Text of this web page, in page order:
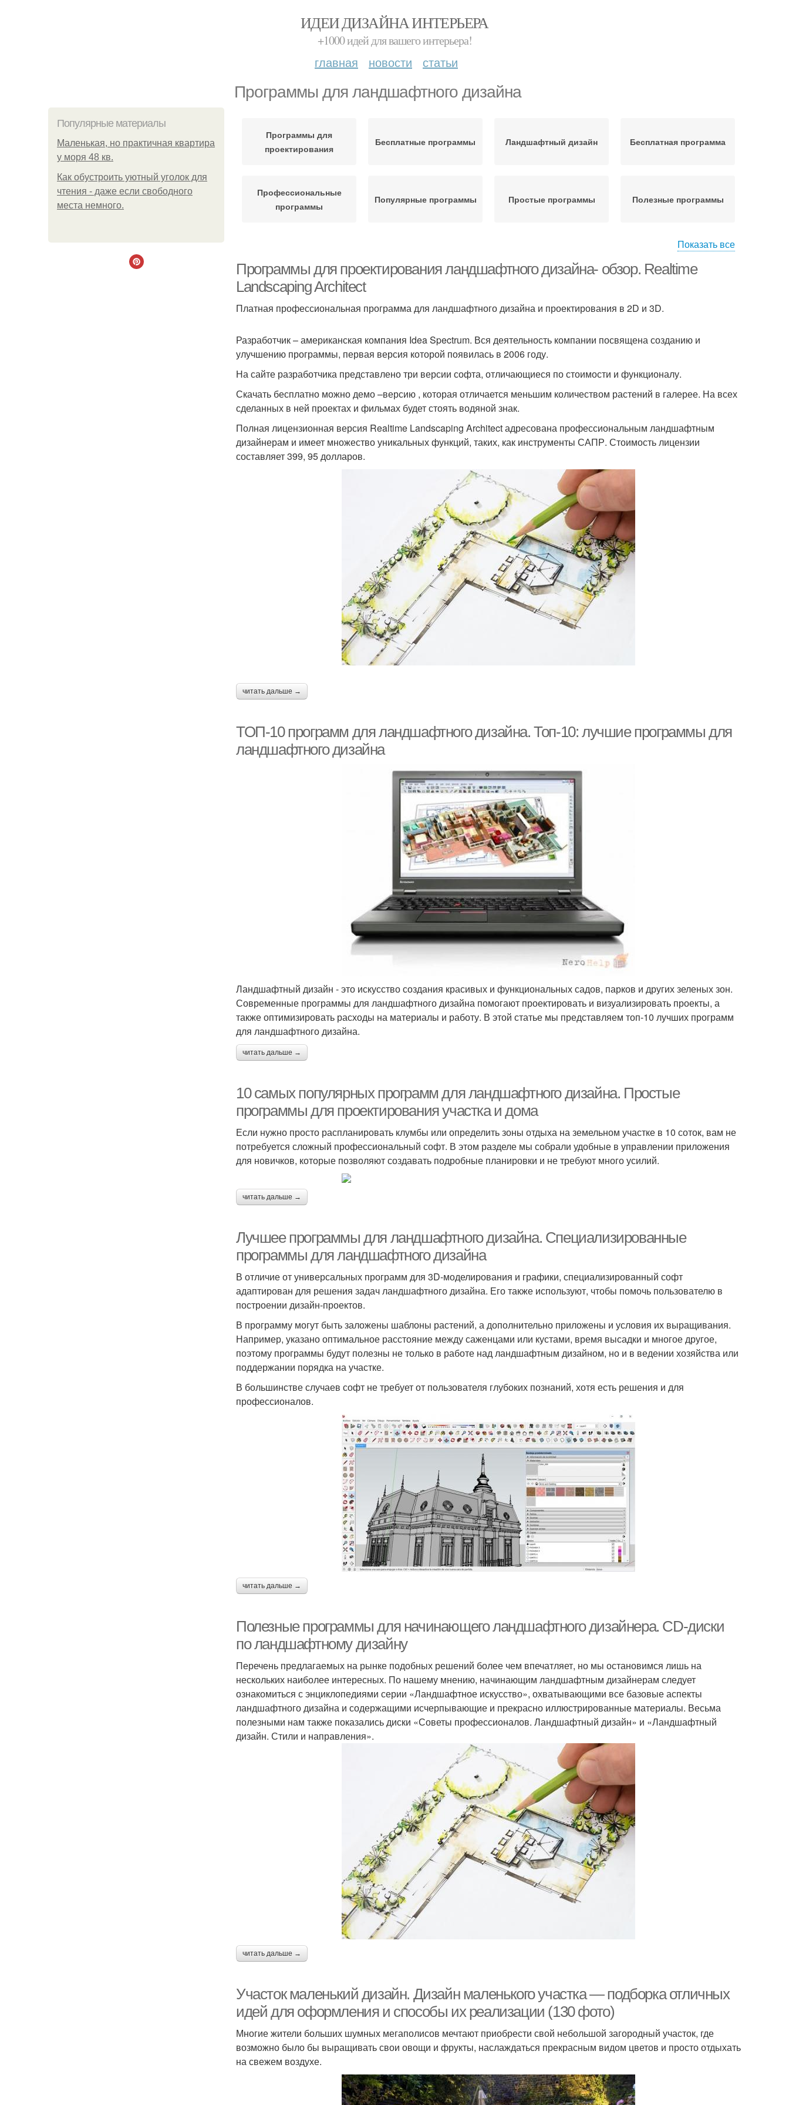
ИДЕИ ДИЗАЙНА ИНТЕРЬЕРА
+1000 идей для вашего интерьера!
главная новости статьи
Программы для ландшафтного дизайна
Популярные материалы
Маленькая, но практичная квартира
у моря 48 кв.
Как обустроить уютный уголок для
чтения - даже если свободного
места немного.
Программы для
проектирования
Бесплатные программы Ландшафтный дизайн Бесплатная программа
Профессиональные
программы
Популярные программы Простые программы Полезные программы
ландшафтному дизайну
искусство
Программа для
Онлайн программы
Программа для
Ландшафтная
Показать все
Программы для проектирования ландшафтного дизайна- обзор. Realtime
Landscaping Architect
Платная профессиональная программа для ландшафтного дизайна и проектирования в 2D и 3D.
Разработчик – американская компания Idea Spectrum. Вся деятельность компании посвящена созданию и
улучшению программы, первая версия которой появилась в 2006 году.
На сайте разработчика представлено три версии софта, отличающиеся по стоимости и функционалу.
Скачать бесплатно можно демо –версию , которая отличается меньшим количеством растений в галерее. На всех
сделанных в ней проектах и фильмах будет стоять водяной знак.
Полная лицензионная версия Realtime Landscaping Architect адресована профессиональным ландшафтным
дизайнерам и имеет множество уникальных функций, таких, как инструменты САПР. Стоимость лицензии
составляет 399, 95 долларов.
читать дальше →
ТОП-10 программ для ландшафтного дизайна. Топ-10: лучшие программы для
ландшафтного дизайна
Ландшафтный дизайн - это искусство создания красивых и функциональных садов, парков и других зеленых зон.
Современные программы для ландшафтного дизайна помогают проектировать и визуализировать проекты, а
также оптимизировать расходы на материалы и работу. В этой статье мы представляем топ-10 лучших программ
для ландшафтного дизайна.
читать дальше →
10 самых популярных программ для ландшафтного дизайна. Простые
программы для проектирования участка и дома
Если нужно просто распланировать клумбы или определить зоны отдыха на земельном участке в 10 соток, вам не
потребуется сложный профессиональный софт. В этом разделе мы собрали удобные в управлении приложения
для новичков, которые позволяют создавать подробные планировки и не требуют много усилий.
читать дальше →
Лучшее программы для ландшафтного дизайна. Специализированные
программы для ландшафтного дизайна
В отличие от универсальных программ для 3D-моделирования и графики, специализированный софт
адаптирован для решения задач ландшафтного дизайна. Его также используют, чтобы помочь пользователю в
построении дизайн-проектов.
В программу могут быть заложены шаблоны растений, а дополнительно приложены и условия их выращивания.
Например, указано оптимальное расстояние между саженцами или кустами, время высадки и многое другое,
поэтому программы будут полезны не только в работе над ландшафтным дизайном, но и в ведении хозяйства или
поддержании порядка на участке.
В большинстве случаев софт не требует от пользователя глубоких познаний, хотя есть решения и для
профессионалов.
читать дальше →
Полезные программы для начинающего ландшафтного дизайнера. CD-диски
по ландшафтному дизайну
Перечень предлагаемых на рынке подобных решений более чем впечатляет, но мы остановимся лишь на
нескольких наиболее интересных. По нашему мнению, начинающим ландшафтным дизайнерам следует
ознакомиться с энциклопедиями серии «Ландшафтное искусство», охватывающими все базовые аспекты
ландшафтного дизайна и содержащими исчерпывающие и прекрасно иллюстрированные материалы. Весьма
полезными нам также показались диски «Советы профессионалов. Ландшафтный дизайн» и «Ландшафтный
дизайн. Стили и направления».
читать дальше →
Участок маленький дизайн. Дизайн маленького участка — подборка отличных
идей для оформления и способы их реализации (130 фото)
Многие жители больших шумных мегаполисов мечтают приобрести свой небольшой загородный участок, где
возможно было бы выращивать свои овощи и фрукты, наслаждаться прекрасным видом цветов и просто отдыхать
на свежем воздухе.